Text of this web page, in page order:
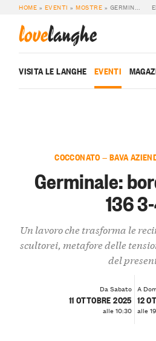
HOME » EVENTI »MOSTRE » GERMINALE: BORDER SERIES 136 3-4
lovelanghe
VISITA LE LANGHE EVENTI
COCCONATO — BAVA
Germinale:
136
Un lavoro che trasforma le
scultorei, metafore delle
del
Da Sabato
11 OTTOBRE 2025
alle 10:30
A
12
alle